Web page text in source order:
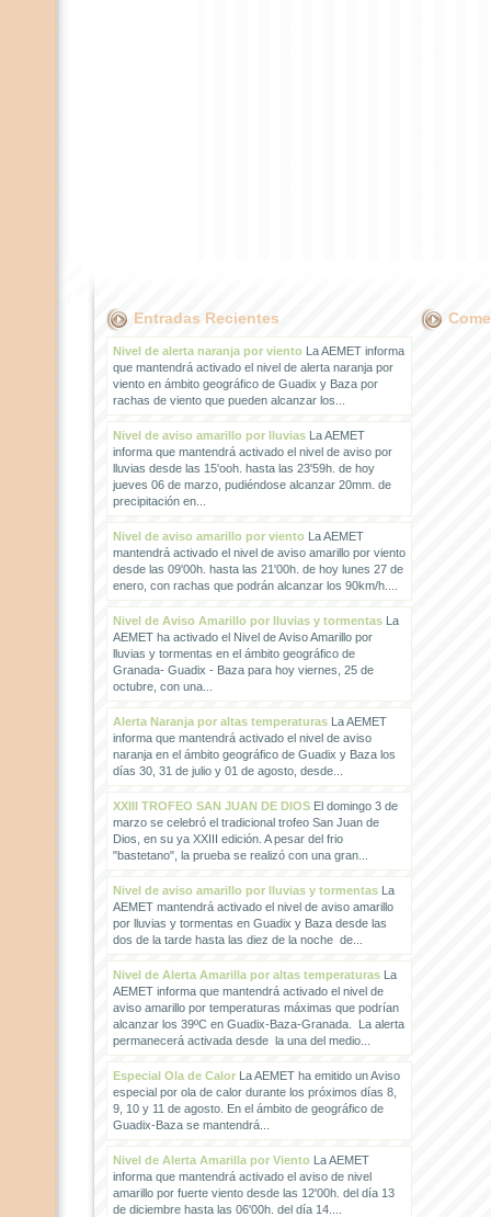
Entradas Recientes
Nivel de alerta naranja por vientoLa AEMET informa
que mantendrá activado el nivel de alerta naranja por
viento en ámbito geográfico de Guadix y Baza por
rachas de viento que pueden alcanzar los...
Nivel de aviso amarillo por lluviasLa AEMET
informa que mantendrá activado el nivel de aviso por
lluvias desde las 15'ooh. hasta las 23'59h. de hoy
jueves 06 de marzo, pudiéndose alcanzar 20mm. de
precipitación en...
Nivel de aviso amarillo por vientoLa AEMET
mantendrá activado el nivel de aviso amarillo por viento
desde las 09'00h. hasta las 21'00h. de hoy lunes 27 de
enero, con rachas que podrán alcanzar los 90km/h....
Nivel de Aviso Amarillo por lluvias y tormentasLa
AEMET ha activado el Nivel de Aviso Amarillo por
lluvias y tormentas en el ámbito geográfico de
Granada- Guadix - Baza para hoy viernes, 25 de
octubre, con una...
Alerta Naranja por altas temperaturasLa AEMET
informa que mantendrá activado el nivel de aviso
naranja en el ámbito geográfico de Guadix y Baza los
días 30, 31 de julio y 01 de agosto, desde...
XXIII TROFEO SAN JUAN DE DIOSEl domingo 3 de
marzo se celebró el tradicional trofeo San Juan de
Dios, en su ya XXIII edición. A pesar del frio
"bastetano", la prueba se realizó con una gran...
Nivel de aviso amarillo por lluvias y tormentasLa
AEMET mantendrá activado el nivel de aviso amarillo
por lluvias y tormentas en Guadix y Baza desde las
dos de la tarde hasta las diez de la noche de...
Nivel de Alerta Amarilla por altas temperaturasLa
AEMET informa que mantendrá activado el nivel de
aviso amarillo por temperaturas máximas que podrían
alcanzar los 39ºC en Guadix-Baza-Granada. La alerta
permanecerá activada desde la una del medio...
Especial Ola de CalorLa AEMET ha emitido un Aviso
especial por ola de calor durante los próximos días 8,
9, 10 y 11 de agosto. En el ámbito de geográfico de
Guadix-Baza se mantendrá...
Nivel de Alerta Amarilla por VientoLa AEMET
informa que mantendrá activado el aviso de nivel
amarillo por fuerte viento desde las 12'00h. del día 13
de diciembre hasta las 06'00h. del día 14....